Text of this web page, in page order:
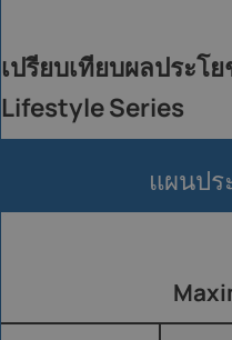
เปรียบเทียบผลประโ
Lifestyle Series
แผนป